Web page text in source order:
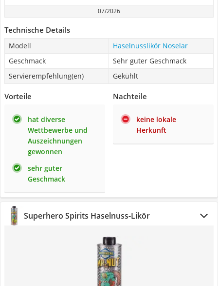
07/2026
Technische Details
Modell
Haselnusslikör Noselar
Geschmack
Sehr guter Geschmack
Servierempfehlung(en)
Gekühlt
Vorteile
hat diverse
Wettbewerbe und
Auszeichnungen
gewonnen
sehr guter
Geschmack
Nachteile
keine lokale
Herkunft
Superhero Spirits Haselnuss-Likör